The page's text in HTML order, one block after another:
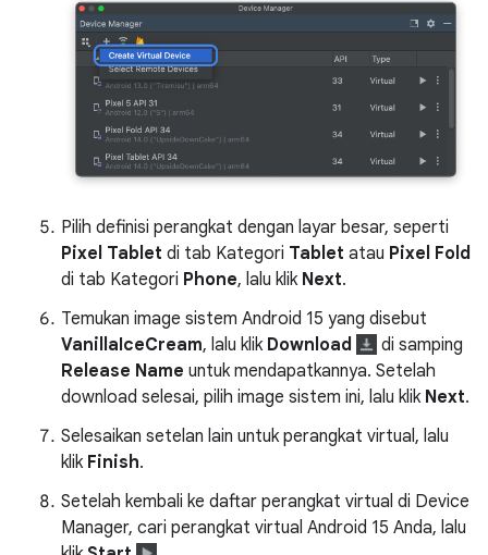
Pilih definisi perangkat dengan layar besar, seperti
Pixel Tablet di tab Kategori Tablet atau Pixel Fold
di tab Kategori Phone, lalu klik Next.
Temukan image sistem Android 15 yang disebut
VanillaIceCream, lalu klik Download
di samping
Release Name untuk mendapatkannya. Setelah
download selesai, pilih image sistem ini, lalu klik Next.
Selesaikan setelan lain untuk perangkat virtual, lalu
klik Finish.
Setelah kembali ke daftar perangkat virtual di Device
Manager, cari perangkat virtual Android 15 Anda, lalu